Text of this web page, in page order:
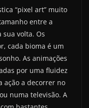
“pixel art” muito
entre a
sua volta. Os
cada bioma é um
As animações
por uma fluidez
ação a decorrer no
numa televisão. A